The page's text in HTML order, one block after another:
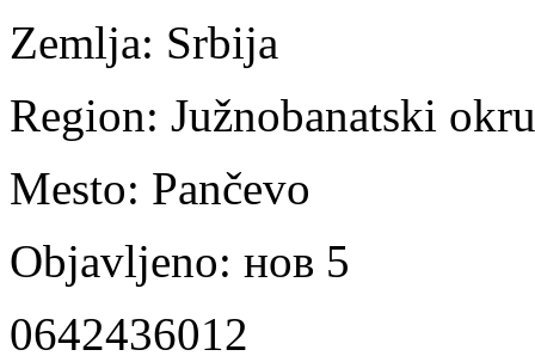
Zemlja: Srbija
Region: Južnobanatski
Mesto: Pančevo
Objavljeno: нов 5
0642436012